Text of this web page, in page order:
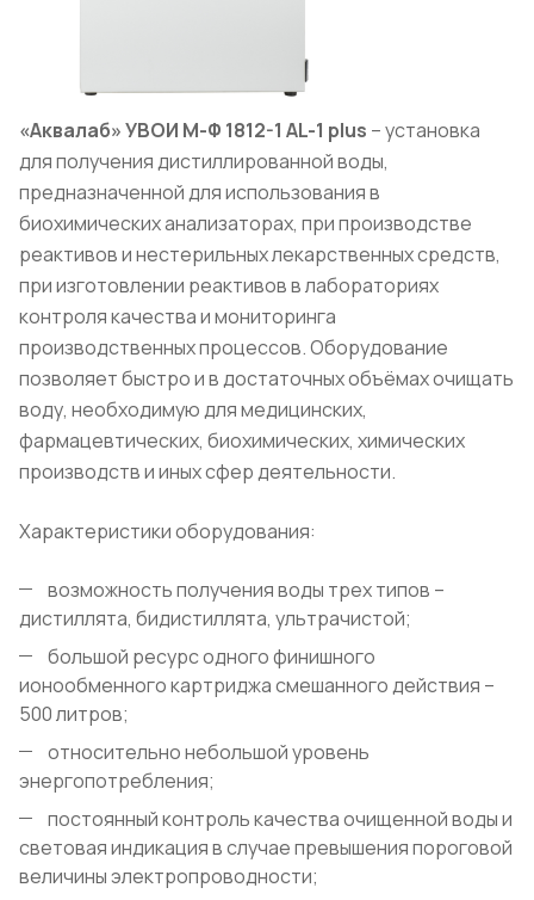
«Аквалаб» УВОИ М-Ф 1812-1 AL-1 plus – установка
для получения дистиллированной воды,
предназначенной для использования в
биохимических анализаторах, при производстве
реактивов и нестерильных лекарственных средств,
при изготовлении реактивов в лабораториях
контроля качества и мониторинга
производственных процессов. Оборудование
позволяет быстро и в достаточных объёмах очищать
воду, необходимую для медицинских,
фармацевтических, биохимических, химических
производств и иных сфер деятельности.
Характеристики оборудования:
возможность получения воды трех типов –
дистиллята, бидистиллята, ультрачистой;
большой ресурс одного финишного
ионообменного картриджа смешанного действия –
500 литров;
относительно небольшой уровень
энергопотребления;
постоянный контроль качества очищенной воды и
световая индикация в случае превышения пороговой
величины электропроводности;